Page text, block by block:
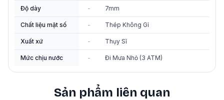
Độ dày - 7mm
Chất liệu mặt số - Thép Không Gỉ
Xuất xứ - Thụy Sĩ
Mức chịu nước - Đi Mưa Nhỏ (3 ATM)
Sản phẩm liên quan